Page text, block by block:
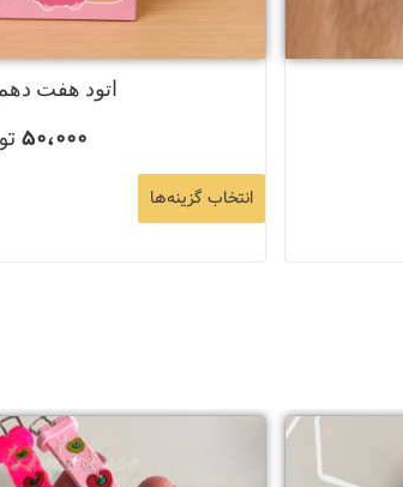
اتود هفت دهم
50،000
انتخاب گزینه‌ها